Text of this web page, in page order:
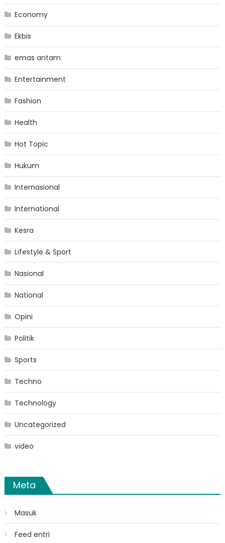
Economy
Ekbis
emas antam
Entertainment
Fashion
Health
Hot Topic
Hukum
Internasional
International
Kesra
Lifestyle & Sport
Nasional
National
Opini
Politik
Sports
Techno
Technology
Uncategorized
video
Meta
Masuk
Feed entri